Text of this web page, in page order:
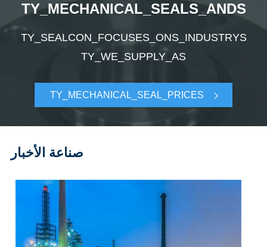
TY_MECHANICAL_SEALS_ANDS
TY_SEALCON_FOCUSES_ONS_INDUSTRYS
TY_WE_SUPPLY_AS
TY_MECHANICAL_SEAL_PRICES
صناعة الأخبار